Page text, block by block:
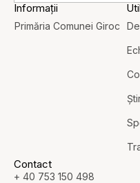
Informații
Primăria Comunei Giroc
Contact
+ 40 753 150 498